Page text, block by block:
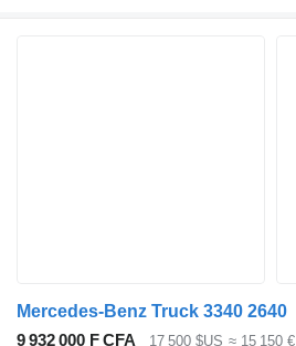
Mercedes-Benz Truck 3340 2640
9 932 000 F CFA
17 500 $US ≈ 15 150 €